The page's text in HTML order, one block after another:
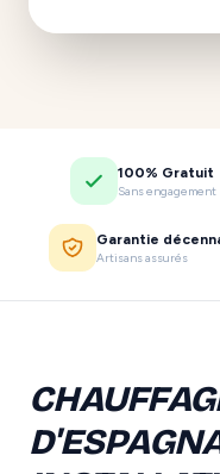
100% Gratuit
Sans engagement
Garantie
Artisans assurés